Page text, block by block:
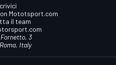
Mototsport.com
il team
3
Italy